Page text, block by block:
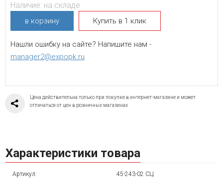
Наличие: на складе
в корзину Купить в 1 клик
Нашли ошибку на сайте? Напишите нам -
manager2@expopk.ru
Цена действительна только при покупке в интернет-магазине и может
отличаться от цен в розничных магазинах
Характеристики товара
Артикул:
45-243-02 СЦ